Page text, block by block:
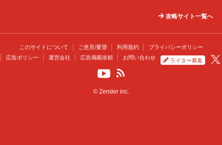
攻略サイト一覧へ
このサイトについて ご意見/要望 利用規約
プライバシーポリシー
広告ポリシー
運営会社 広告掲載依頼 お問い合わせ ライター募集
© Zender inc.